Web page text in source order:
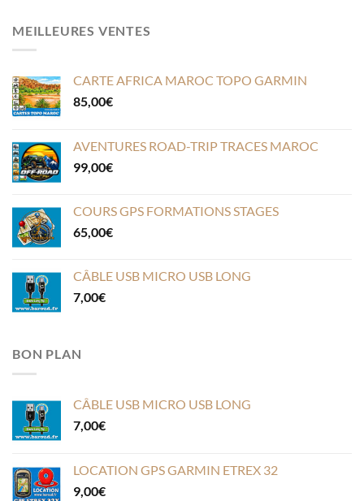
MEILLEURES VENTES
CARTE AFRICA MAROC TOPO GARMIN
85,00€
AVENTURES ROAD-TRIP TRACES MAROC
99,00€
COURS GPS FORMATIONS STAGES
65,00€
CÂBLE USB MICRO USB LONG
7,00€
BON PLAN
CÂBLE USB MICRO USB LONG
7,00€
LOCATION GPS GARMIN ETREX 32
9,00€